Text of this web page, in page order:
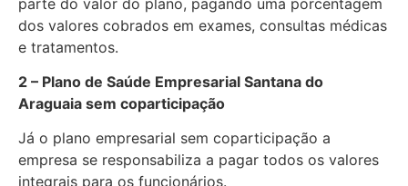
dos valores cobrados em exames, consultas médicas
e tratamentos.
2 – Plano de Saúde Empresarial Santana do
Araguaia sem coparticipação
Já o plano empresarial sem coparticipação a
empresa se responsabiliza a pagar todos os valores
integrais para os funcionários.